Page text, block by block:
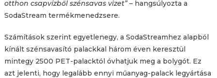
otthon csapvízből szénsavas vizet”– hangsúlyozta a
SodaStream termékmenedzsere.
Számítások szerint egyetlenegy, a SodaStreamhez alapból
kínált szénsavasító palackkal három éven keresztül
mintegy 2500 PET-palacktól óvhatjuk meg a bolygót. Ez
azt jelenti, hogy legalább ennyi műanyag-palack legyártása